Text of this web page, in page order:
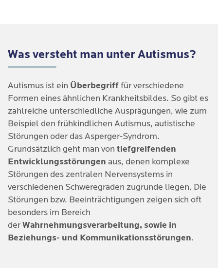
Was versteht man unter Autismus?
Autismus ist ein Überbegrifffür verschiedene
Formen eines ähnlichen Krankheitsbildes. So gibt es
zahlreiche unterschiedliche Ausprägungen, wie zum
Beispiel den frühkindlichen Autismus, autistische
Störungen oder das Asperger-Syndrom.
Grundsätzlich geht man von tiefgreifenden
Entwicklungsstörungen aus, denen komplexe
Störungen des zentralen Nervensystems in
verschiedenen Schweregraden zugrunde liegen. Die
Störungen bzw. Beeinträchtigungen zeigen sich oft
besonders im Bereich
derWahrnehmungsverarbeitung, sowie in
Beziehungs- und Kommunikationsstörungen.